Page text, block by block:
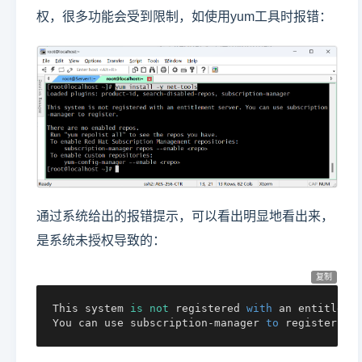
权，很多功能会受到限制，如使用yum工具时报错：
通过系统给出的报错提示，可以看出明显地看出来，
是系统未授权导致的：
复制
This system is not registered with an
You can use subscription-manager to register.